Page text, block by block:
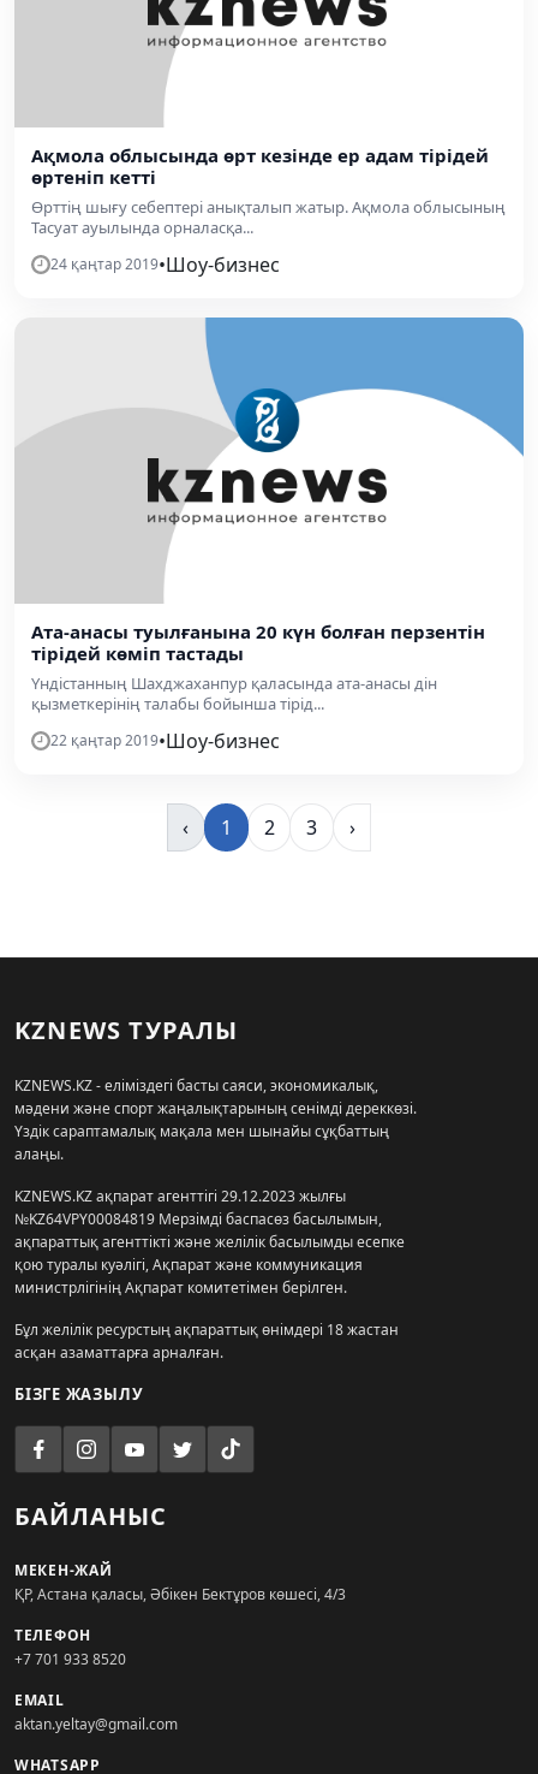
Ақмола облысында өрт кезінде ер адам тірідей
өртеніп кетті
Өрттің шығу себептері анықталып жатыр. Ақмола облысының
Тасуат ауылында орналасқа...
24 қаңтар 2019•Шоу-бизнес
Ата-анасы туылғанына 20 күн болған перзентін
тірідей көміп тастады
Үндістанның Шахджаханпур қаласында ата-анасы дін
қызметкерінің талабы бойынша тірід...
22 қаңтар 2019•Шоу-бизнес
‹ 1 2 3 ›
KZNEWS ТУРАЛЫ
KZNEWS.KZ - еліміздегі басты саяси, экономикалық,
мәдени және спорт жаңалықтарының сенімді дереккөзі.
Үздік сараптамалық мақала мен шынайы сұқбаттың
алаңы.
KZNEWS.KZ ақпарат агенттігі 29.12.2023 жылғы
№KZ64VPY00084819 Мерзімді баспасөз басылымын,
ақпараттық агенттікті және желілік басылымды есепке
қою туралы куәлігі, Ақпарат және коммуникация
министрлігінің Ақпарат комитетімен берілген.
Бұл желілік ресурстың ақпараттық өнімдері 18 жастан
асқан азаматтарға арналған.
БІЗГЕ ЖАЗЫЛУ
БАЙЛАНЫС
МЕКЕН-ЖАЙ
ҚР, Астана қаласы, Әбікен Бектұров көшесі, 4/3
ТЕЛЕФОН
+7 701 933 8520
EMAIL
aktan.yeltay@gmail.com
WHATSAPP